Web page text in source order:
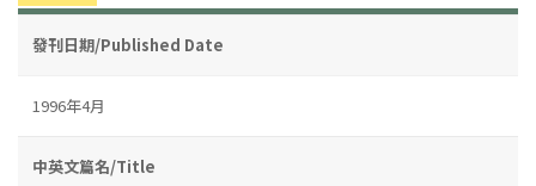
發刊日期/Published Date
1996年4月
中英文篇名/Title